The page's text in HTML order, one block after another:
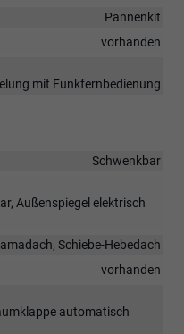
Pannenkit
vorhanden
mit Funkfernbedienung
Schwenkbar
Außenspiegel elektrisch
Schiebe-Hebedach
vorhanden
automatisch